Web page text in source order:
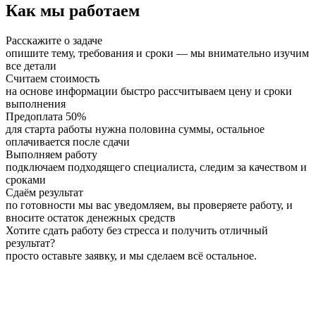
Как мы работаем
Расскажите о задаче
опишите тему, требования и сроки — мы внимательно изучим
все детали
Считаем стоимость
на основе информации быстро рассчитываем цену и сроки
выполнения
Предоплата 50%
для старта работы нужна половина суммы, остальное
оплачивается после сдачи
Выполняем работу
подключаем подходящего специалиста, следим за качеством и
сроками
Сдаём результат
по готовности мы вас уведомляем, вы проверяете работу, и
вносите остаток денежных средств
Хотите сдать работу без стресса и получить отличный
результат?
просто оставьте заявку, и мы сделаем всё остальное.